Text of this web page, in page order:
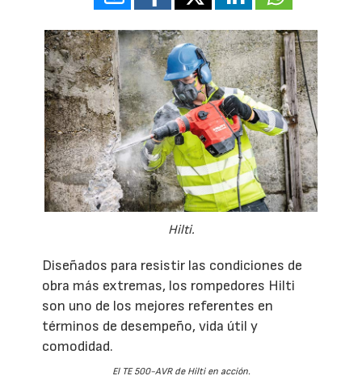
Hilti.
Diseñados para resistir las condiciones de
obra más extremas, los rompedores Hilti
son uno de los mejores referentes en
términos de desempeño, vida útil y
comodidad.
El TE 500-AVR de Hilti en acción.